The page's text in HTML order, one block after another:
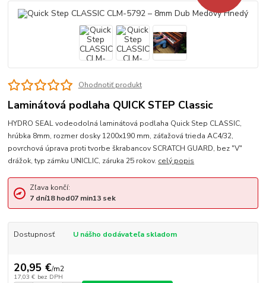
Ohodnotiť produkt
Laminátová podlaha QUICK STEP Classic
HYDRO SEAL vodeodolná laminátová podlaha Quick Step CLASSIC,
hrúbka 8mm, rozmer dosky 1200x190 mm, záťažová trieda AC4/32,
povrchová úprava proti tvorbe škrabancov SCRATCH GUARD, bez "V"
drážok, typ zámku UNICLIC, záruka 25 rokov. celý popis
Zľava končí:
7 dní18hod07min13sek
Dostupnosť U nášho dodávateľa skladom
20,95 €/m2
17,03 € bez DPH